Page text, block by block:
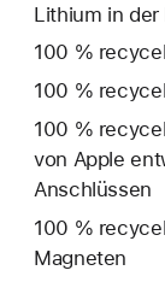
Lithium in der
100 %
100 %
100 %
von Apple
Anschlüssen
100 %
Magneten